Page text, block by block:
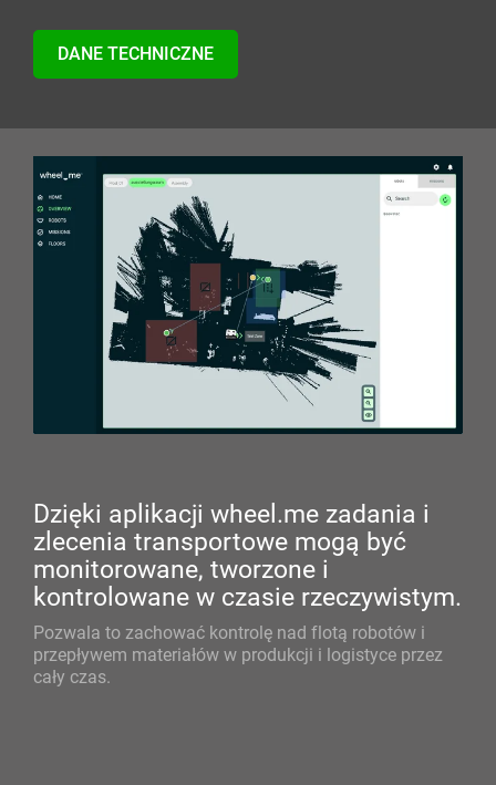
DANE TECHNICZNE
Dzięki aplikacji wheel.me zadania i
zlecenia transportowe mogą być
monitorowane, tworzone i
kontrolowane w czasie rzeczywistym.
Pozwala to zachować kontrolę nad flotą robotów i
przepływem materiałów w produkcji i logistyce przez
cały czas.